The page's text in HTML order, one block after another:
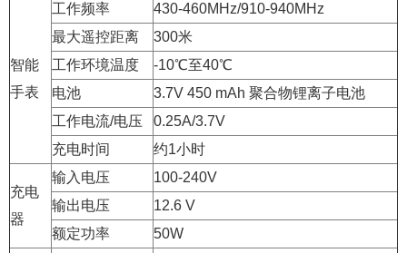
智能
手表
工作频率
430-460MHz/910-940MHz
最大遥控距离
300米
工作环境温度
-10℃至40℃
电池
3.7V 450 mAh 聚合物锂离子电池
工作电流/电压
0.25A/3.7V
充电时间
约1小时
充电
器
输入电压
100-240V
输出电压
12.6 V
额定功率
50W